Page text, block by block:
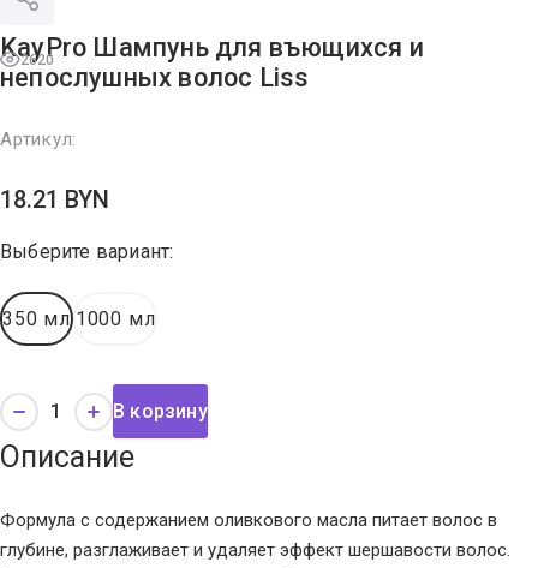
2620
KayPro Шампунь для въющихся и
непослушных волос Liss
Артикул:
18.21 BYN
Выберите вариант:
350 мл 1000 мл
В корзину
Описание
Формула с содержанием оливкового масла питает волос в
глубине, разглаживает и удаляет эффект шершавости волос.